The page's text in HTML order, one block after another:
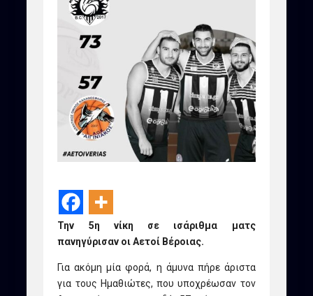
Την 5η νίκη σε ισάριθμα ματς
πανηγύρισαν οι Αετοί Βέροιας.
Για ακόμη μία φορά, η άμυνα πήρε άριστα
για τους Ημαθιώτες, που υποχρέωσαν τον